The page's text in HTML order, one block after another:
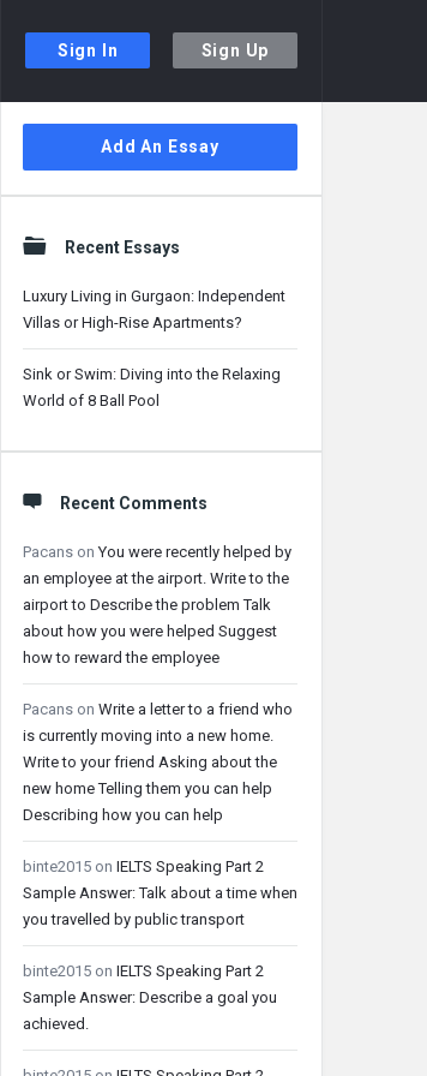
Sign In Sign Up
Sidebar
Add An Essay
Recent Essays
Luxury Living in Gurgaon: Independent
Villas or High-Rise Apartments?
Sink or Swim: Diving into the Relaxing
World of 8 Ball Pool
Recent Comments
Pacans onYou were recently helped by
an employee at the airport. Write to the
airport to Describe the problem Talk
about how you were helped Suggest
how to reward the employee
Pacans on Write a letter to a friend who
is currently moving into a new home.
Write to your friend Asking about the
new home Telling them you can help
Describing how you can help
binte2015 on IELTS Speaking Part 2
Sample Answer: Talk about a time when
you travelled by public transport
binte2015 on IELTS Speaking Part 2
Sample Answer: Describe a goal you
achieved.